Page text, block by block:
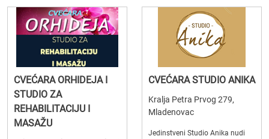
CVEĆARA ORHIDEJA I
STUDIO ZA
REHABILITACIJU I
MASAŽU
CVEĆARA STUDIO ANIKA
Kralja Petra Prvog 279,
Mladenovac
Jedinstveni Studio Anika nudi